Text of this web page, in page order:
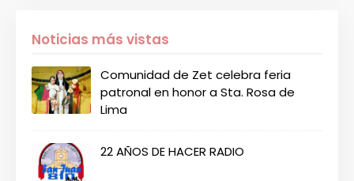
Noticias más vistas
Comunidad de Zet celebra feria
patronal en honor a Sta. Rosa de
Lima
22 AÑOS DE HACER RADIO